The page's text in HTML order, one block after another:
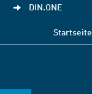
DIN.ONE
Startseite